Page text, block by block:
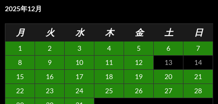
2025年12月
月 火 水 木 金 土 日
1 2 3 4 5 6
7
8
9 10 11 12 13
14
15
16 17 18 19 20
21
22
23 24 25 26 27
28